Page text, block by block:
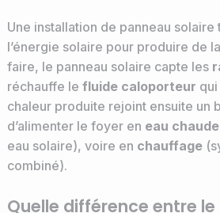
Une installation de panneau
l’énergie solaire pour produire de la
faire, le panneau solaire capte les
réchauffe le fluide caloporteur
chaleur produite rejoint ensuite un
d’alimenter le foyer en eau
eau solaire), voire en chauffage
combiné).
Quelle différence entre le